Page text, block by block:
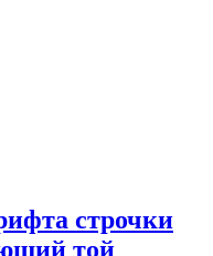
строчки
той